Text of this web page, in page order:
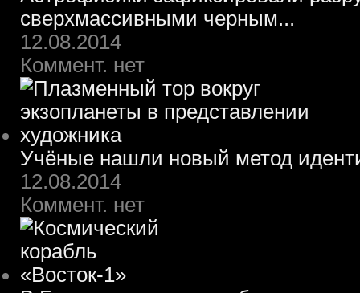
сверхмассивными черным...
12.08.2014
Коммент. нет
Учёные нашли новый метод
12.08.2014
Коммент. нет